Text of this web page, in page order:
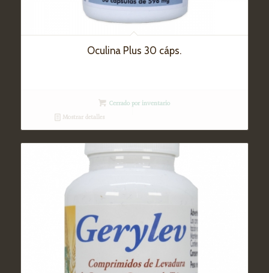
Oculina Plus 30 cáps.
Cerrado por inventario
Mostrar detalles